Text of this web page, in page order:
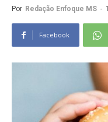
Por Redação Enfoque MS -
Facebook